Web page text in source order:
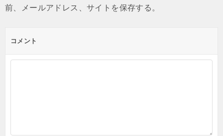
前、メールアドレス、サイトを保存する。
コメント